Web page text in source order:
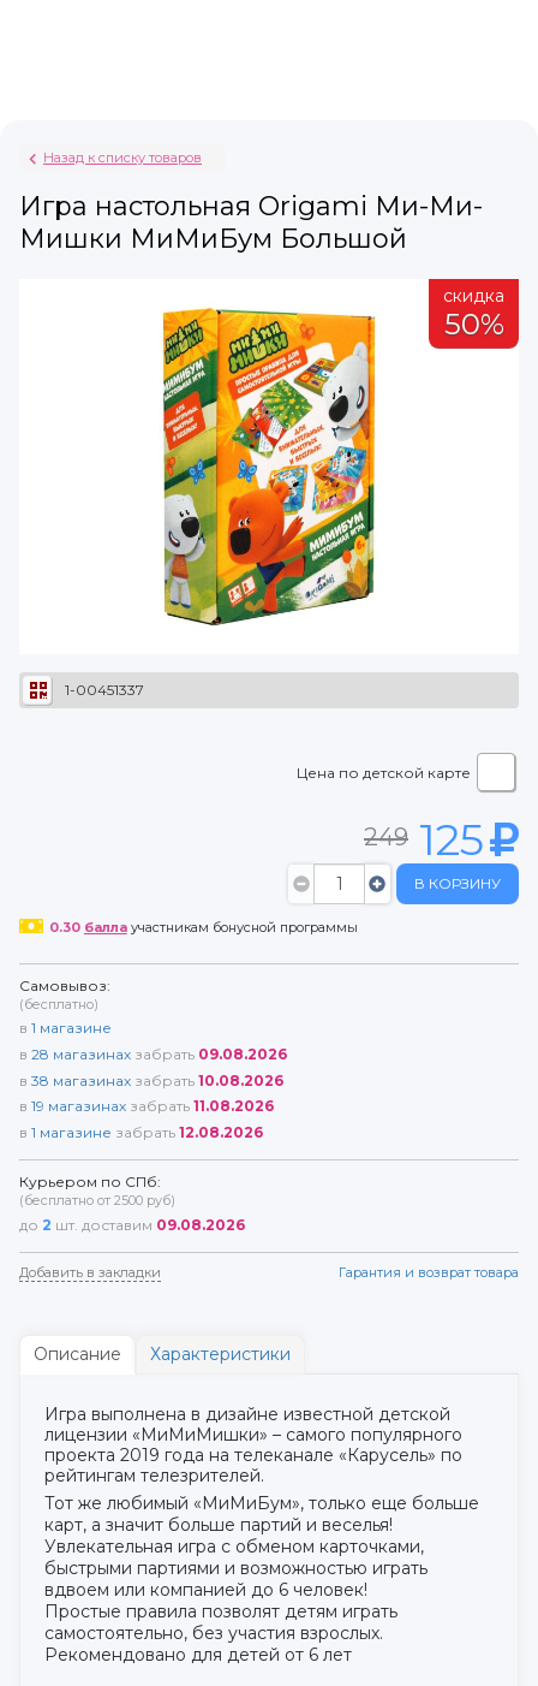
Назад к списку товаров
Игра настольная Origami Ми-Ми-
Мишки МиМиБум Большой
скидка
50%
1-00451337
Цена по детской карте
249 125
В КОРЗИНУ
0.30 баллаучастникам бонусной программы
Самовывоз:
(бесплатно)
в 1 магазине
в 28 магазинах забрать 09.08.2026
в 38 магазинах забрать 10.08.2026
в 19 магазинах забрать 11.08.2026
в 1 магазине забрать 12.08.2026
Курьером по СПб:
(бесплатно от 2500 руб)
до 2 шт. доставим 09.08.2026
Добавить в закладки Гарантия и возврат товара
Описание Характеристики
Игра выполнена в дизайне известной детской
лицензии «МиМиМишки» – самого популярного
проекта 2019 года на телеканале «Карусель» по
рейтингам телезрителей.
Тот же любимый «МиМиБум», только еще больше
карт, а значит больше партий и веселья!
Увлекательная игра с обменом карточками,
быстрыми партиями и возможностью играть
вдвоем или компанией до 6 человек!
Простые правила позволят детям играть
самостоятельно, без участия взрослых.
Рекомендовано для детей от 6 лет